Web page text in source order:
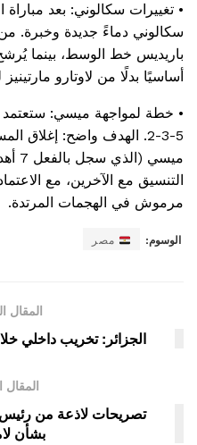
• تغييرات سكالوني: بعد
سكالوني دماءً جديدة وخبرة. من
باريديس خط الوسط، بينما
أساسيًا بدلًا من لاوتارو
• خطة لمواجهة ميسي:
5-3-2. الهدف واضح: إغلاق
التنسيق مع الآخرين، مع
مرموش في الهجمات المرتدة.
الوسوم: مصر
المقال
الجزائر: تخريب داخلي
المقال
تصريحات لاذعة من رئيس
بشأن